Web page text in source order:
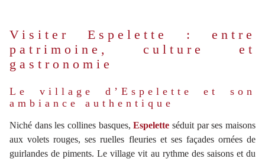
Visiter Espelette : entre
patrimoine, culture et
gastronomie
Le village d’Espelette et son
ambiance authentique
Niché dans les collines basques,Espelette séduit par ses maisons
aux volets rouges, ses ruelles fleuries et ses façades ornées de
guirlandes de piments. Le village vit au rythme des saisons et du